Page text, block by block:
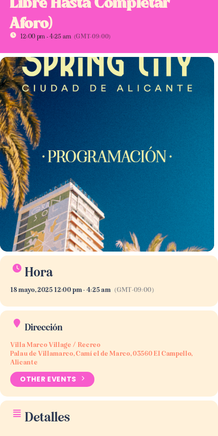
Aforo)
12:00 pm - 4:25 am (GMT-09:00)
Hora
18 mayo, 2025 12:00 pm - 4:25 am (GMT-09:00)
Dirección
Villa Marco Village / Recreo
Palau de Villamarco, Camí el de Marco, 03560 El Campello,
Alicante
OTHER EVENTS
Detalles